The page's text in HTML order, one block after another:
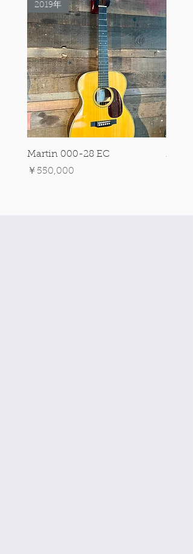
2019年
Martin 000-28 EC
価格
￥550,000